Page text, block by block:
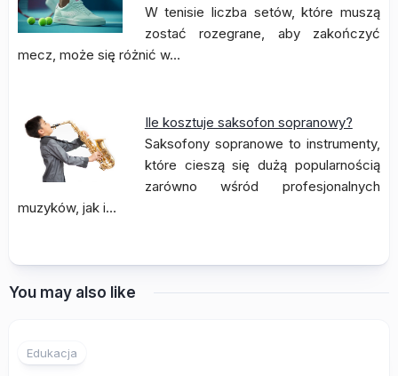
W tenisie liczba setów, które muszą
zostać rozegrane, aby zakończyć
mecz, może się różnić w…
Ile kosztuje saksofon sopranowy?
Saksofony sopranowe to instrumenty,
które cieszą się dużą popularnością
zarówno wśród profesjonalnych
muzyków, jak i…
You may also like
Edukacja